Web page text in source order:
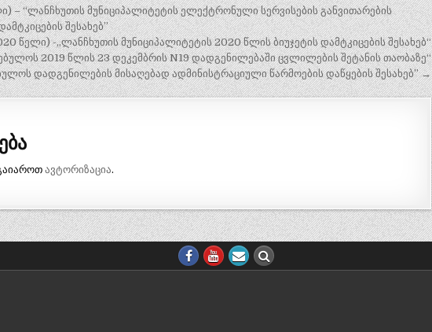
– “ლანჩხუთის მუნიციპალიტეტის ელექტრონული სერვისების განვითარების
შესახებ”
წელი) -„ლანჩხუთის მუნიციპალიტეტის 2020 წლის ბიუჯეტის დამტკიცების შესახებ“
2019 წლის 23 დეკემბრის N19 დადგენილებაში ცვლილების შეტანის თაობაზე“
დადგენილების მისაღებად ადმინისტრაციული წარმოების დაწყების შესახებ” →
ავტორიზაცია.